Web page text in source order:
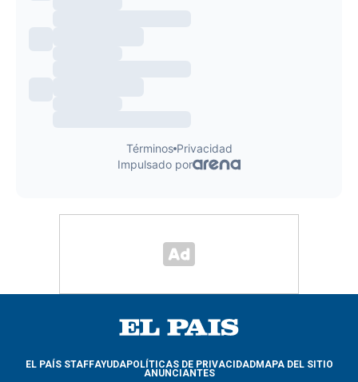
EL PAÍS STAFFAYUDAPOLÍTICAS DE PRIVACIDADMAPA DEL SITIO
ANUNCIANTES